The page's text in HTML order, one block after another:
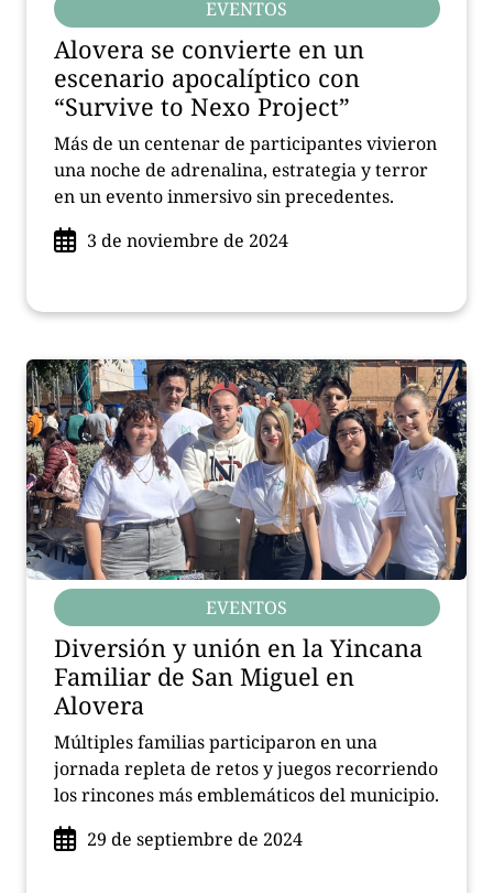
EVENTOS
Alovera se convierte en un
escenario apocalíptico con
“Survive to Nexo Project”
Más de un centenar de participantes vivieron
una noche de adrenalina, estrategia y terror
en un evento inmersivo sin precedentes.
3 de noviembre de 2024
EVENTOS
Diversión y unión en la Yincana
Familiar de San Miguel en
Alovera
Múltiples familias participaron en una
jornada repleta de retos y juegos recorriendo
los rincones más emblemáticos del municipio.
29 de septiembre de 2024